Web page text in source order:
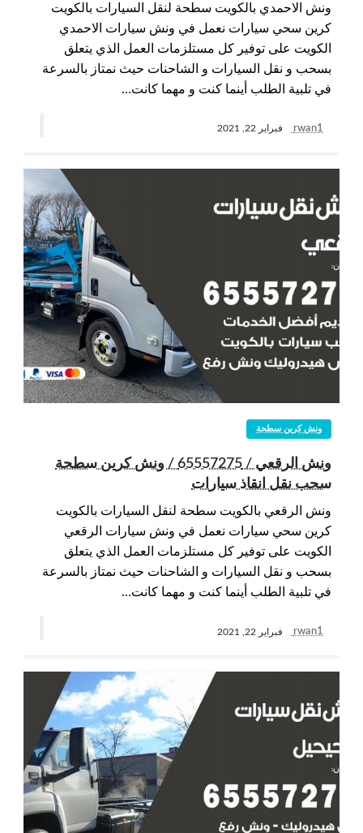
ونش الاحمدي بالكويت سطحة لنقل السيارات بالكويت
كرين سحي سيارات نعمل في ونش سيارات الاحمدي
الكويت على توفير كل مستلزمات العمل الذي يتعلق
بسحب و نقل السيارات و الشاحنات حيث نمتاز بالسرعة
في تلبية الطلب أينما كنت و مهما كانت…
rwan1 فبراير 22, 2021
ونش كرين سطحة
ونش الرقعي / 65557275 / ونش كرين سطحة
سحب نقل انقاذ سيارات
ونش الرقعي بالكويت سطحة لنقل السيارات بالكويت
كرين سحي سيارات نعمل في ونش سيارات الرقعي
الكويت على توفير كل مستلزمات العمل الذي يتعلق
بسحب و نقل السيارات و الشاحنات حيث نمتاز بالسرعة
في تلبية الطلب أينما كنت و مهما كانت…
rwan1 فبراير 22, 2021